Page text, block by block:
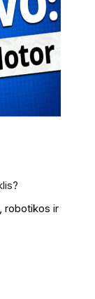
robotikos ir